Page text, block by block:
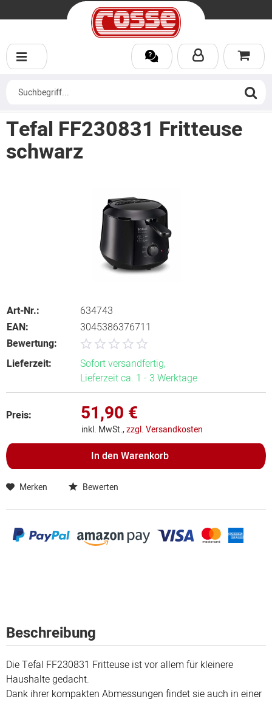
Tefal FF230831 Fritteuse
schwarz
Art-Nr.:
634743
EAN:
3045386376711
Bewertung:
Lieferzeit:
Sofort versandfertig,
Lieferzeit ca. 1 - 3 Werktage
Preis: 51,90 €
inkl. MwSt.,zzgl. Versandkosten
In den Warenkorb
Merken Bewerten
Beschreibung
Die Tefal FF230831 Fritteuse ist vor allem für kleinere
Haushalte gedacht.
Dank ihrer kompakten Abmessungen findet sie auch in einer